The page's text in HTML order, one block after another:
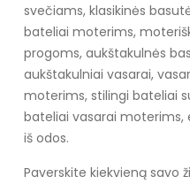
svečiams, klasikinės
bateliai moterims,
progoms, aukštakulnės
aukštakulniai vasarai,
moterims, stilingi bateliai
bateliai vasarai moterims,
iš odos.
Paverskite kiekvieną savo